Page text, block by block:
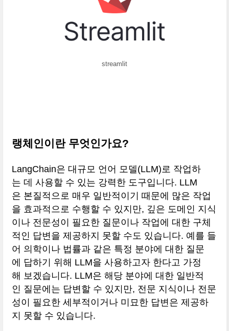
streamlit
랭체인이란 무엇인가요?
LangChain은 대규모 언어 모델(LLM)로 작업하
는 데 사용할 수 있는 강력한 도구입니다. LLM
은 본질적으로 매우 일반적이기 때문에 많은 작업
을 효과적으로 수행할 수 있지만, 깊은 도메인 지식
이나 전문성이 필요한 질문이나 작업에 대한 구체
적인 답변을 제공하지 못할 수도 있습니다. 예를 들
어 의학이나 법률과 같은 특정 분야에 대한 질문
에 답하기 위해 LLM을 사용하고자 한다고 가정
해 보겠습니다. LLM은 해당 분야에 대한 일반적
인 질문에는 답변할 수 있지만, 전문 지식이나 전문
성이 필요한 세부적이거나 미묘한 답변은 제공하
지 못할 수 있습니다.